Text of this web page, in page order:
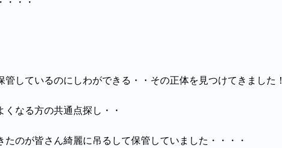
・・・
管しているのにしわができる・・その正体を見つけてきました！
くなる方の共通点探し・・
たのが皆さん綺麗に吊るして保管していました・・・・